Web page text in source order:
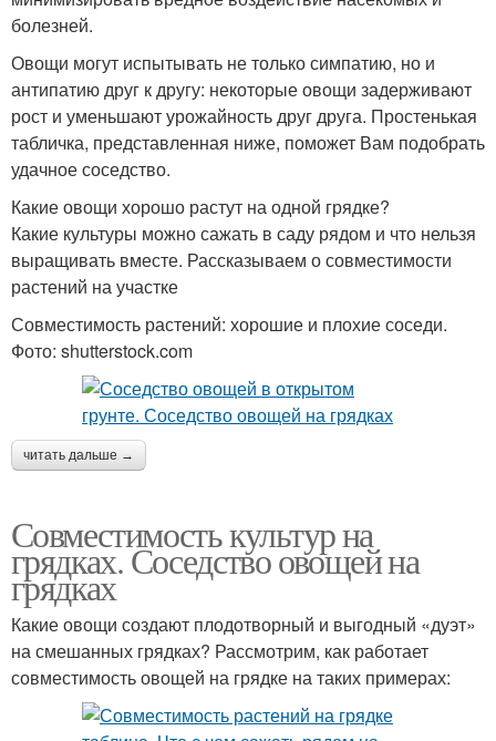
болезней.
Овощи могут испытывать не только симпатию, но и
антипатию друг к другу: некоторые овощи задерживают
рост и уменьшают урожайность друг друга. Простенькая
табличка, представленная ниже, поможет Вам подобрать
удачное соседство.
Какие овощи хорошо растут на одной грядке?
Какие культуры можно сажать в саду рядом и что нельзя
выращивать вместе. Рассказываем о совместимости
растений на участке
Совместимость растений: хорошие и плохие соседи.
Фото: shutterstock.com
читать дальше →
Совместимость культур на
грядках. Соседство овощей на
грядках
Какие овощи создают плодотворный и выгодный «дуэт»
на смешанных грядках? Рассмотрим, как работает
совместимость овощей на грядке на таких примерах: